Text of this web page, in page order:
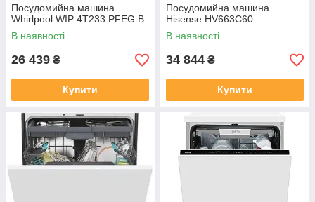
Посудомийна машина
Whirlpool WIP 4T233 PFEG B
В наявності
26 439 ₴
Купити
Посудомийна машина
Hisense HV663C60
В наявності
34 844 ₴
Купити